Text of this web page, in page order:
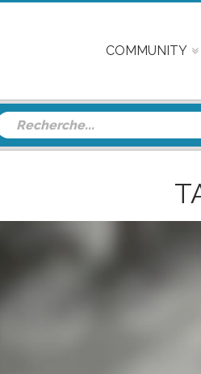
COMMUNITY